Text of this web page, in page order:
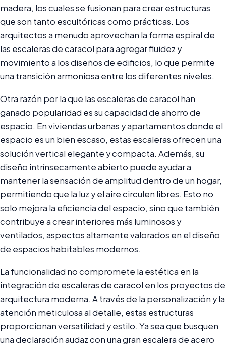
madera, los cuales se fusionan para crear estructuras
que son tanto escultóricas como prácticas. Los
arquitectos a menudo aprovechan la forma espiral de
las escaleras de caracol para agregar fluidez y
movimiento a los diseños de edificios, lo que permite
una transición armoniosa entre los diferentes niveles.
Otra razón por la que las escaleras de caracol han
ganado popularidad es su capacidad de ahorro de
espacio. En viviendas urbanas y apartamentos donde el
espacio es un bien escaso, estas escaleras ofrecen una
solución vertical elegante y compacta. Además, su
diseño intrínsecamente abierto puede ayudar a
mantener la sensación de amplitud dentro de un hogar,
permitiendo que la luz y el aire circulen libres. Esto no
solo mejora la eficiencia del espacio, sino que también
contribuye a crear interiores más luminosos y
ventilados, aspectos altamente valorados en el diseño
de espacios habitables modernos.
La funcionalidad no compromete la estética en la
integración de escaleras de caracol en los proyectos de
arquitectura moderna. A través de la personalización y la
atención meticulosa al detalle, estas estructuras
proporcionan versatilidad y estilo. Ya sea que busquen
una declaración audaz con una gran escalera de acero